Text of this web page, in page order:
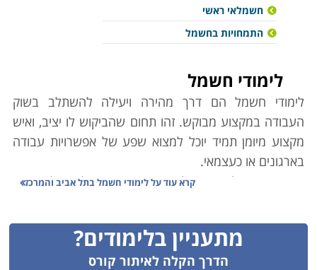
חשמלאי ראשי
התמחויות בחשמל
לימודי חשמל
לימודי חשמל הם דרך מהירה ויעילה להשתלב בשוק
העבודה במקצוע מבוקש. זהו תחום שהביקוש לו יציב, ואיש
מקצוע מיומן תמיד יוכל למצוא שפע של אפשרויות עבודה
בארגונים או כעצמאי.
מקצועית מחולק הענף לדרגות שונות המובילות זו לזו בסדר
בהתאם לדרג הנלמד. הסיווגים בענף החשמל הם כלהלן:
חשמלאי עוזר, חשמלאי מעשי, חשמלאי מוסמך,
, חשמלאי טכנאי,חשמלאי-הנדסאי, חשמלאי-מהנדס,
קרא עוד עללימודי חשמל בתל אביב והמרכז
מתעניין בלימודים?
הדרך הקלה לאיתור קורס